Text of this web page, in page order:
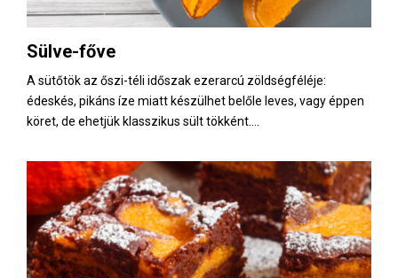
Sülve-főve
A sütőtök az őszi-téli időszak ezerarcú zöldségféléje:
édeskés, pikáns íze miatt készülhet belőle leves, vagy éppen
köret, de ehetjük klasszikus sült tökként....